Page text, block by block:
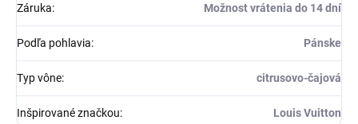
Záruka: Možnost vrátenia do 14 dní
Podľa pohlavia: Pánske
Typ vône: citrusovo-čajová
Inšpirované značkou: Louis Vuitton